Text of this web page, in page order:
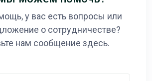
у вас есть вопросы или
о сотрудничестве?
нам сообщение здесь.